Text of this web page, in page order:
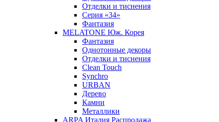
Отделки и тиснения
Серия «34»
Фантазия
MELATONE Юж. Корея
Фантазия
Однотонные декоры
Отделки и тиснения
Clean Touch
Synchro
URBAN
Дерево
Камни
Металлики
ARPA Италия Распродажа